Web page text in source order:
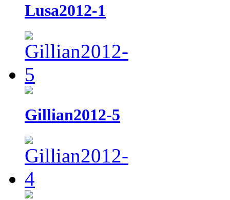
Lusa2012-1
Gillian2012-5